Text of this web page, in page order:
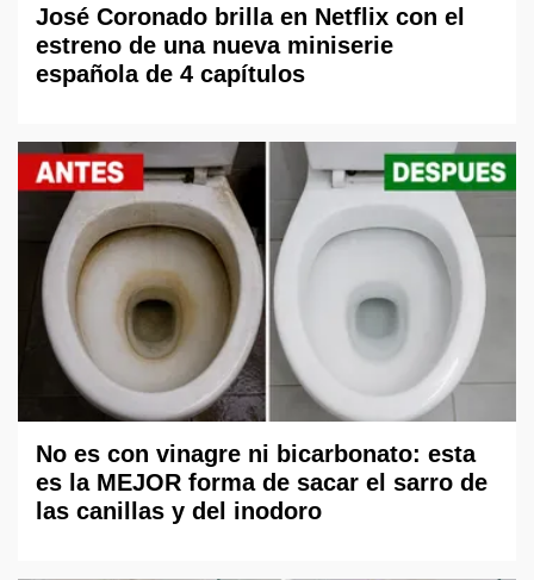
José Coronado brilla en Netflix con el
estreno de una nueva miniserie
española de 4 capítulos
No es con vinagre ni bicarbonato: esta
es la MEJOR forma de sacar el sarro de
las canillas y del inodoro